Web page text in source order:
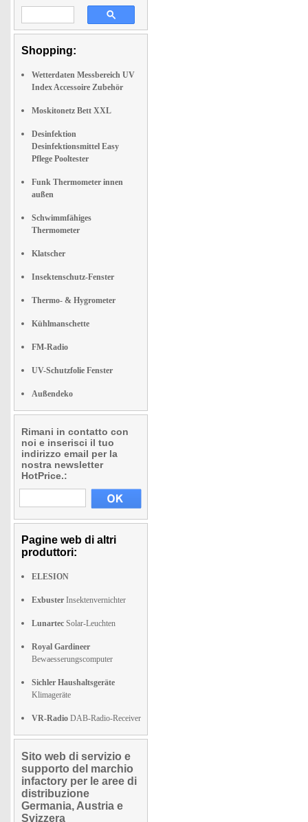
Shopping:
Wetterdaten Messbereich UV
Index Accessoire Zubehör
Moskitonetz Bett XXL
Desinfektion
Desinfektionsmittel Easy
Pflege Pooltester
Funk Thermometer innen
außen
Schwimmfähiges
Thermometer
Klatscher
Insektenschutz-Fenster
Thermo- & Hygrometer
Kühlmanschette
FM-Radio
UV-Schutzfolie Fenster
Außendeko
Rimani in contatto con
noi e inserisci il tuo
indirizzo email per la
nostra newsletter
HotPrice.:
Pagine web di altri
produttori:
ELESION
Exbuster Insektenvernichter
Lunartec Solar-Leuchten
Royal Gardineer
Bewaesserungscomputer
Sichler Haushaltsgeräte
Klimageräte
VR-Radio DAB-Radio-Receiver
Sito web di servizio e
supporto del marchio
infactory per le aree di
distribuzione
Germania, Austria e
Svizzera